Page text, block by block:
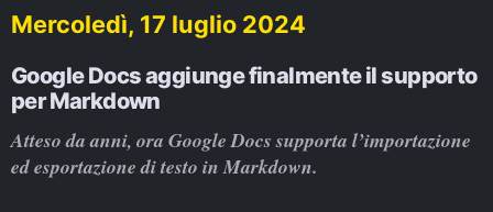
Mercoledì, 17 luglio 2024
Google Docs aggiunge finalmente il supporto
per Markdown
Atteso da anni, ora Google Docs supporta l’importazione
ed esportazione di testo in Markdown.